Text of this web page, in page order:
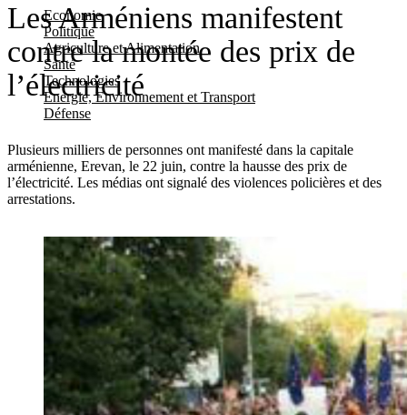
Economie
Politique
Agriculture et Alimentation
Santé
Technologies
Energie, Environnement et Transport
Défense
Les Arméniens manifestent
contre la montée des prix de
l’électricité
Plusieurs milliers de personnes ont manifesté dans la capitale
arménienne, Erevan, le 22 juin, contre la hausse des prix de
l’électricité. Les médias ont signalé des violences policières et des
arrestations.